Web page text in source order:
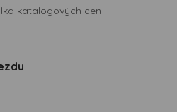
katalogových cen